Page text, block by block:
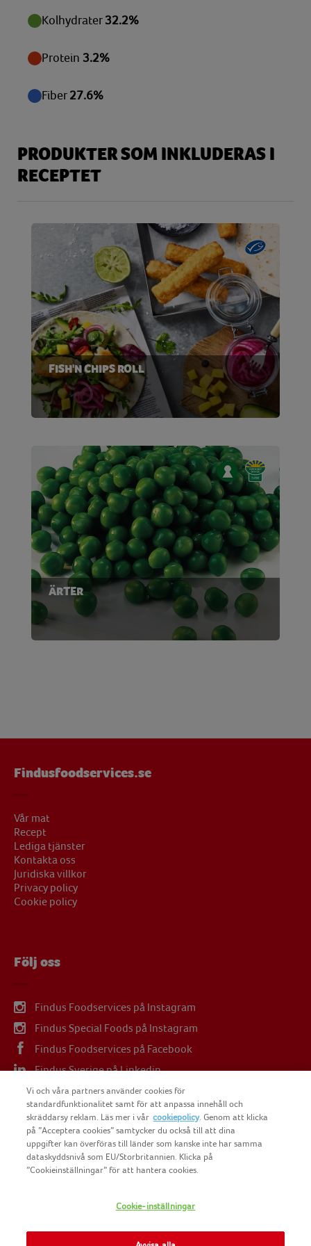
Kolhydrater 32.2%
Protein 3.2%
Fiber 27.6%
PRODUKTER SOM INKLUDERAS I
RECEPTET
FISH'N CHIPS ROLL
ÄRTER
Findusfoodservices.se
Vår mat
Recept
Lediga tjänster
Kontakta oss
Juridiska villkor
Privacy policy
Cookie policy
Följ oss
Findus Foodservices på Instagram
Findus Special Foods på Instagram
Findus Foodservices på Facebook
Findus Sverige på Linkedin
Findus Sverige på Youtube
COPYRIGHT FINDUS SVERIGE AB 2025
FINDUS
NOMAD FOODS
Vi och våra partners använder cookies för
standardfunktionalitet samt för att anpassa innehåll och
skräddarsy reklam. Läs mer i vår cookiepolicy. Genom att klicka
på ”Acceptera cookies” samtycker du också till att dina
uppgifter kan överföras till länder som kanske inte har samma
dataskyddsnivå som EU/Storbritannien. Klicka på
”Cookieinställningar” för att hantera cookies.
Cookie-inställningar